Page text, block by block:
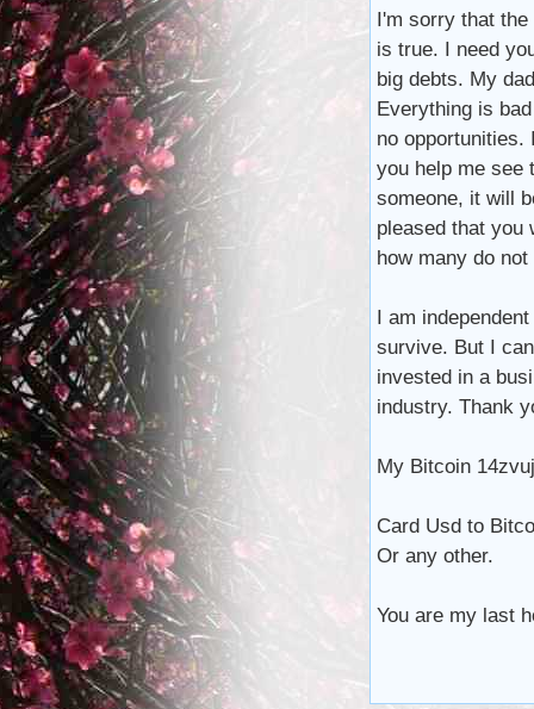
I'm sorry that
is true. I need
big debts. My
Everything is
no opportunities.
you help me see
someone, it will
pleased that you
how many do
I am
survive. But I
invested in a
industry. Thank
My Bitcoin
Card Usd to
Or any other.
You are my last